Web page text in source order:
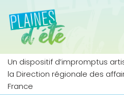
Aller
contenu
Un dispositif d’impromptus
la Direction régionale des
France